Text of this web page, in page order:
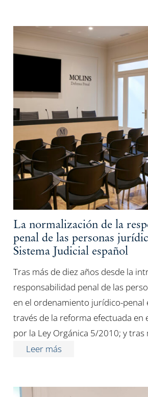
La normalización de la
penal de las personas
Sistema Judicial español
Tras más de diez años desde la
responsabilidad penal de las
en el ordenamiento jurídico-penal
través de la reforma efectuada en
por la Ley Orgánica 5/2010; y tras
Leer más